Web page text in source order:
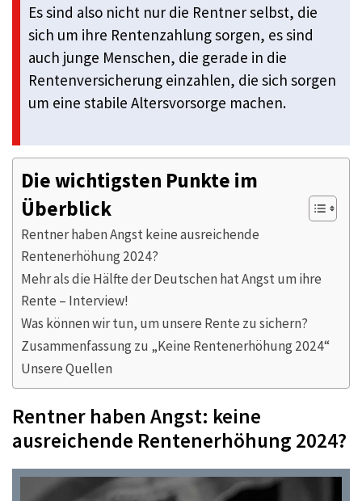
Es sind also nicht nur die Rentner selbst, die
sich um ihre Rentenzahlung sorgen, es sind
auch junge Menschen, die gerade in die
Rentenversicherung einzahlen, die sich sorgen
um eine stabile Altersvorsorge machen.
Die wichtigsten Punkte im
Überblick
Rentner haben Angst keine ausreichende
Rentenerhöhung 2024?
Mehr als die Hälfte der Deutschen hat Angst um ihre
Rente – Interview!
Was können wir tun, um unsere Rente zu sichern?
Zusammenfassung zu „Keine Rentenerhöhung 2024“
Unsere Quellen
Rentner haben Angst: keine
ausreichende Rentenerhöhung 2024?